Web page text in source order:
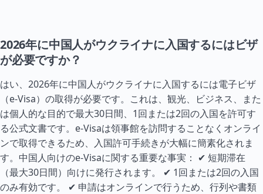
2026年に中国人がウクライナに入国するにはビザ
が必要ですか？
はい、2026年に中国人がウクライナに入国するには電子ビザ
（e-Visa）の取得が必要です。これは、観光、ビジネス、また
は個人的な目的で最大30日間、1回または2回の入国を許可す
る公式文書です。e-Visaは領事館を訪問することなくオンライ
ンで取得できるため、入国許可手続きが大幅に簡素化されま
す。中国人向けのe-Visaに関する重要な事実： ✔ 短期滞在
（最大30日間）向けに発行されます。 ✔ 1回または2回の入国
のみ有効です。 ✔ 申請はオンラインで行うため、行列や書類